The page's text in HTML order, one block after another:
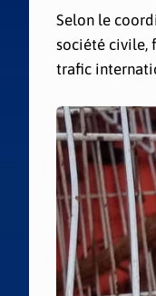
Selon le
société civile,
trafic